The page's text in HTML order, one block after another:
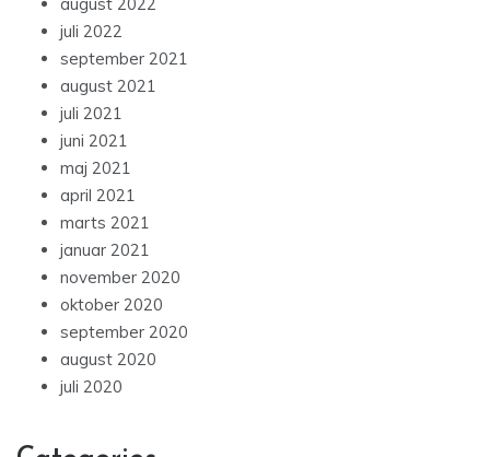
juli 2022
september 2021
august 2021
juli 2021
juni 2021
maj 2021
april 2021
marts 2021
januar 2021
november 2020
oktober 2020
september 2020
august 2020
juli 2020